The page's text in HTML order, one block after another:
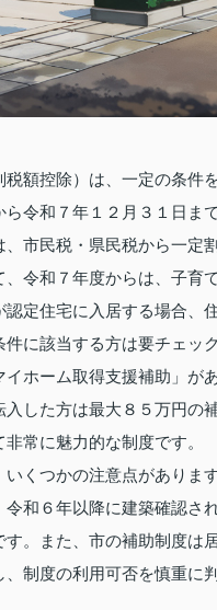
額控除）は、一定の条件
令和７年１２月３１日ま
市民税・県民税から一定
令和７年度からは、子育
認定住宅に入居する場合
に該当する方は要チェック
ホーム取得支援補助」が
した方は最大８５万円の
常に魅力的な制度です。
くつかの注意点がありま
和６年以降に建築確認さ
。また、市の補助制度は
制度の利用可否を慎重に